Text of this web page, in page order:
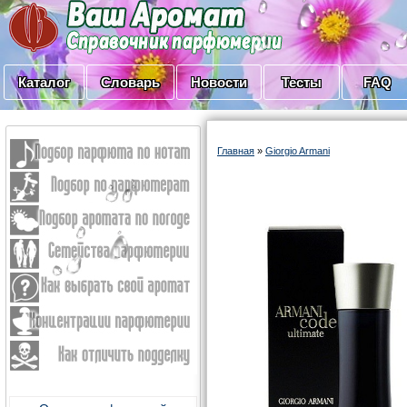
Каталог Словарь Новости Тесты FAQ
Главная » Giorgio Armani